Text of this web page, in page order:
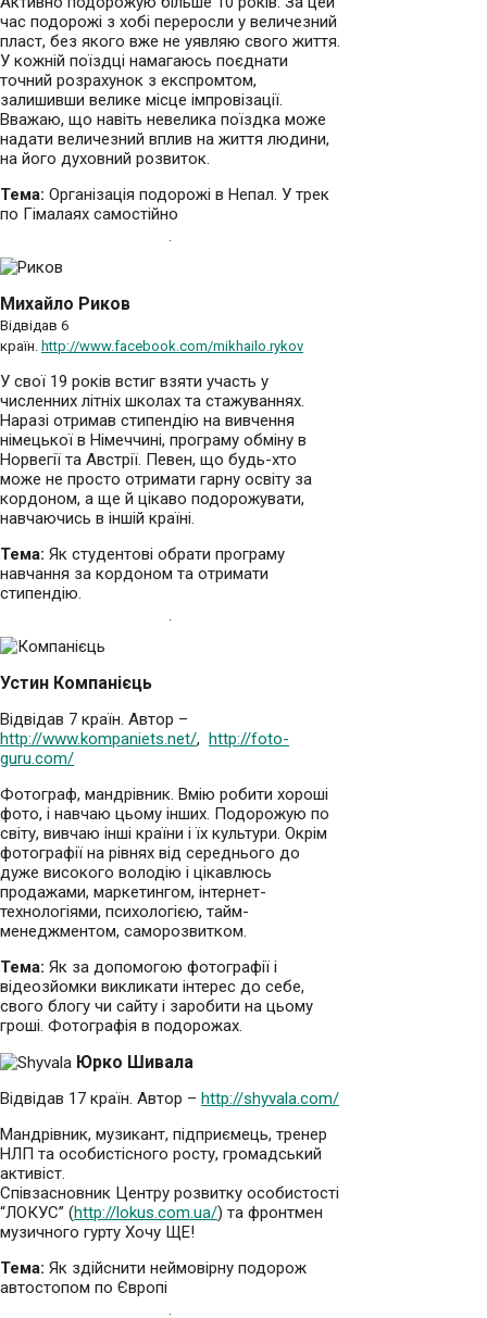
час подорожі з хобі переросли у величезний
пласт, без якого вже не уявляю свого життя.
У кожній поїздці намагаюсь поєднати
точний розрахунок з експромтом,
залишивши велике місце імпровізації.
Вважаю, що навіть невелика поїздка може
надати величезний вплив на життя людини,
на його духовний розвиток.
Тема: Організація подорожі в Непал. У трек
по Гімалаях самостійно
Михайло Риков
Відвідав 6
країн. http://www.facebook.com/mikhailo.rykov
У свої 19 років встиг взяти участь у
численних літніх школах та стажуваннях.
Наразі отримав стипендію на вивчення
німецької в Німеччині, програму обміну в
Норвегії та Австрії. Певен, що будь-хто
може не просто отримати гарну освіту за
кордоном, а ще й цікаво подорожувати,
навчаючись в іншій країні.
Тема: Як студентові обрати програму
навчання за кордоном та отримати
стипендію.
Устин Компанієць
Відвідав 7 країн. Автор –
http://www.kompaniets.net/,
http://foto-
guru.com/
Фотограф, мандрівник. Вмію робити хороші
фото, і навчаю цьому інших. Подорожую по
світу, вивчаю інші країни і їх культури. Окрім
фотографії на рівнях від середнього до
дуже високого володію і цікавлюсь
продажами, маркетингом, інтернет-
технологіями, психологією, тайм-
менеджментом, саморозвитком.
Тема: Як за допомогою фотографії і
відеозйомки викликати інтерес до себе,
свого блогу чи сайту і заробити на цьому
гроші. Фотографія в подорожах.
Юрко Шивала
Відвідав 17 країн. Автор – http://shyvala.com/
Мандрівник, музикант, підприємець, тренер
НЛП та особистісного роcту, громадський
активіст.
Співзасновник Центру розвитку особистості
“ЛОКУС” (http://lokus.com.ua/) та фронтмен
музичного гурту Хочу ЩЕ!
Тема: Як здійснити неймовірну подорож
автостопом по Європі